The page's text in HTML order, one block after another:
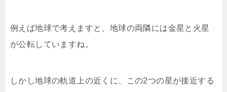
例えば地球で考えますと、地球の両隣には金星と火星
が公転していますね。
しかし地球の軌道上の近くに、この2つの星が接近する